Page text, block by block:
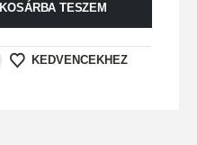
KOSÁRBA TESZEM
KEDVENCEKHEZ